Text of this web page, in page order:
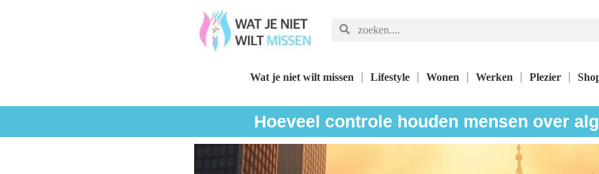
Wat je niet wilt missen Lifestyle Wonen Werken Plezier
Hoeveel controle houden mensen over